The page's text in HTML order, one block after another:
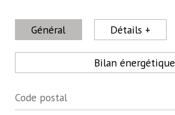
Général Détails +
Bilan énergétique
Label
Code postal